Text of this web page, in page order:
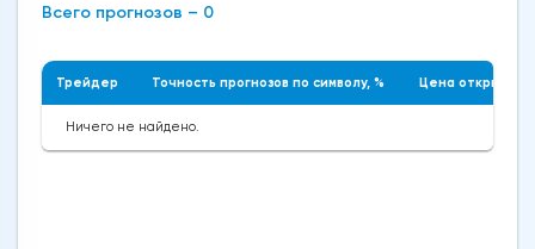
Всего прогнозов – 0
Трейдер Точность прогнозов по символу, % Цена открытия
Ничего не найдено.